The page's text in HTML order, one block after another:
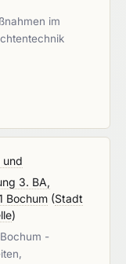
im
und
3. BA,
Bochum (Stadt
)
-